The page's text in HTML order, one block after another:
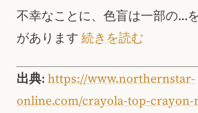
不幸なことに、色盲は一部の…
があります 続きを読む
出典: https://www.northernstar-
online.com/crayola-top-crayon-